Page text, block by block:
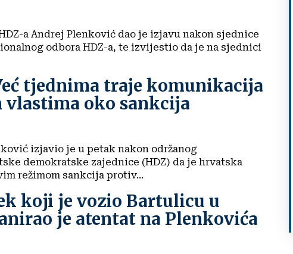
a Andrej Plenković dao je izjavu nakon sjednice
odbora HDZ-a, te izvijestio da je na sjednici
tjednima traje komunikacija
vlastima oko sankcija
izjavio je u petak nakon održanog
demokratske zajednice (HDZ) da je hrvatska
režimom sankcija protiv...
koji je vozio Bartulicu u
je atentat na Plenkovića